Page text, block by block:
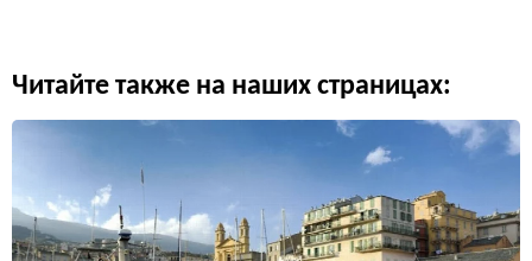
Читайте также на наших страницах: